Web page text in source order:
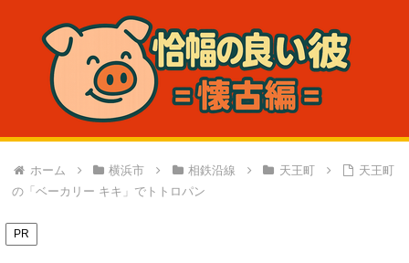
ホーム 横浜市 相鉄沿線 天王町
天王町
の「ベーカリー キキ」でトトロパン
PR